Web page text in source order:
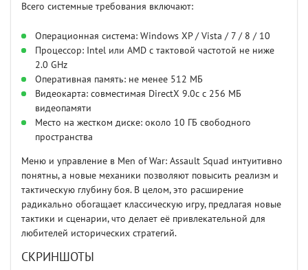
Всего системные требования включают:
Операционная система: Windows XP / Vista / 7 / 8 / 10
Процессор: Intel или AMD с тактовой частотой не ниже
2.0 GHz
Оперативная память: не менее 512 МБ
Видеокарта: совместимая DirectX 9.0c с 256 МБ
видеопамяти
Место на жестком диске: около 10 ГБ свободного
пространства
Меню и управление в Men of War: Assault Squad интуитивно
понятны, а новые механики позволяют повысить реализм и
тактическую глубину боя. В целом, это расширение
радикально обогащает классическую игру, предлагая новые
тактики и сценарии, что делает её привлекательной для
любителей исторических стратегий.
СКРИНШОТЫ